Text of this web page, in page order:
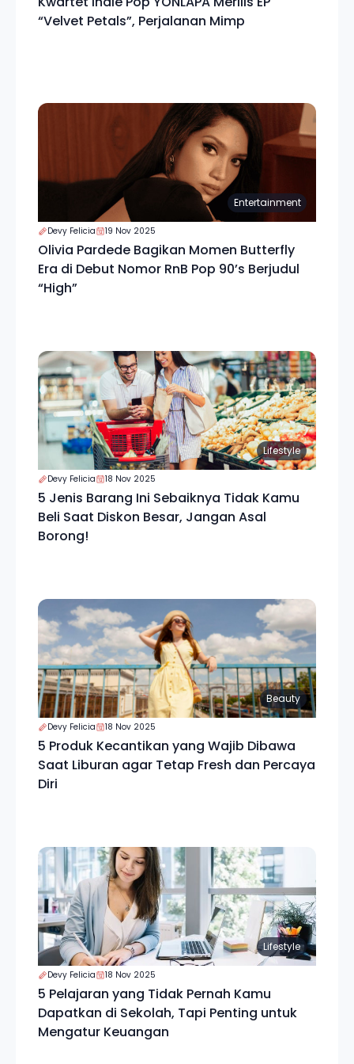
“Velvet Petals”, Perjalanan Mimp
Entertainment
Devy Felicia 19 Nov 2025
Olivia Pardede Bagikan Momen Butterfly
Era di Debut Nomor RnB Pop 90’s Berjudul
“High”
Lifestyle
Devy Felicia 18 Nov 2025
5 Jenis Barang Ini Sebaiknya Tidak Kamu
Beli Saat Diskon Besar, Jangan Asal
Borong!
Beauty
Devy Felicia 18 Nov 2025
5 Produk Kecantikan yang Wajib Dibawa
Saat Liburan agar Tetap Fresh dan Percaya
Diri
Lifestyle
Devy Felicia 18 Nov 2025
5 Pelajaran yang Tidak Pernah Kamu
Dapatkan di Sekolah, Tapi Penting untuk
Mengatur Keuangan